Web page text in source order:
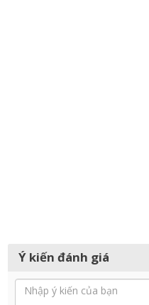
Ý kiến đánh giá